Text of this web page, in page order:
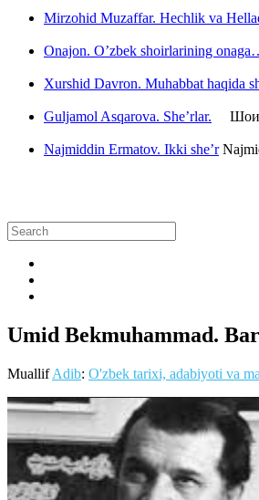
Mirzohid Muzaffar. Hechlik va
Onajon. O’zbek shoirlarining
Xurshid Davron. Muhabbat haqida
Guljamol Asqarova. She’rlar. Шоир
Najmiddin Ermatov. Ikki she’r
Umid Bekmuhammad.
MuallifAdib: O'zbek tarixi, adabiyoti va